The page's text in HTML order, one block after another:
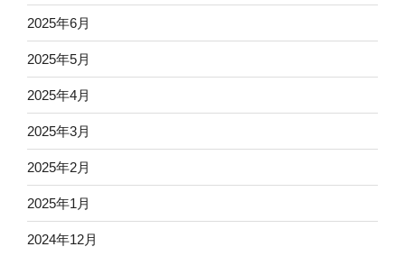
2025年6月
2025年5月
2025年4月
2025年3月
2025年2月
2025年1月
2024年12月